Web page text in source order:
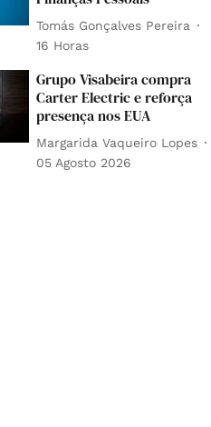
Tomás Gonçalves Pereira
16 Horas
Grupo Visabeira compra
Carter Electric e reforça
presença nos EUA
Margarida Vaqueiro Lopes
05 Agosto 2026